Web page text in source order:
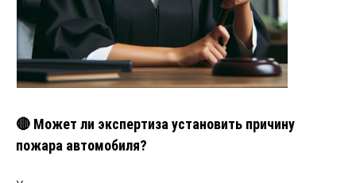
🔴 Может ли экспертиза установить причину
пожара автомобиля?